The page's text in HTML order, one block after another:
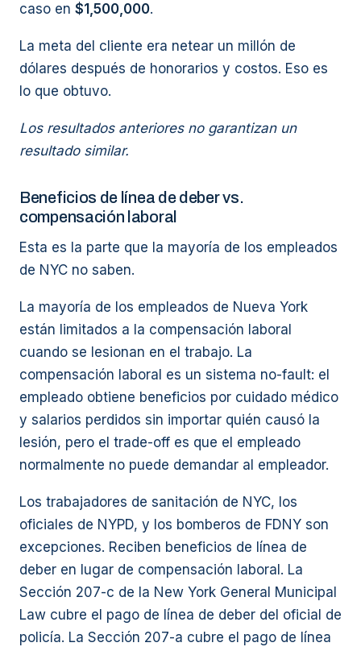
caso en $1,500,000.
La meta del cliente era netear un millón de
dólares después de honorarios y costos. Eso es
lo que obtuvo.
Los resultados anteriores no garantizan un
resultado similar.
Beneficios de línea de deber vs.
compensación laboral
Esta es la parte que la mayoría de los empleados
de NYC no saben.
La mayoría de los empleados de Nueva York
están limitados a la compensación laboral
cuando se lesionan en el trabajo. La
compensación laboral es un sistema no-fault: el
empleado obtiene beneficios por cuidado médico
y salarios perdidos sin importar quién causó la
lesión, pero el trade-off es que el empleado
normalmente no puede demandar al empleador.
Los trabajadores de sanitación de NYC, los
oficiales de NYPD, y los bomberos de FDNY son
excepciones. Reciben beneficios de línea de
deber en lugar de compensación laboral. La
Sección 207-c de la New York General Municipal
Law cubre el pago de línea de deber del oficial de
policía. La Sección 207-a cubre el pago de línea